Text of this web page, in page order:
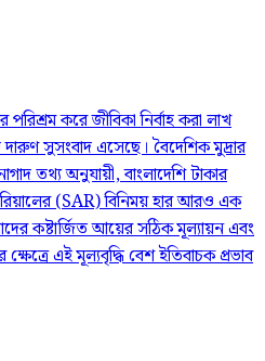
করে জীবিকা নির্বাহ করা লাখ
দারুণ সুসংবাদ এসেছে। বৈদেশিক মুদ্রার
তথ্য অনুযায়ী, বাংলাদেশি টাকার
রিয়ালের (SAR) বিনিময় হার আরও এক
কষ্টার্জিত আয়ের সঠিক মূল্যায়ন এবং
এই মূল্যবৃদ্ধি বেশ ইতিবাচক প্রভাব